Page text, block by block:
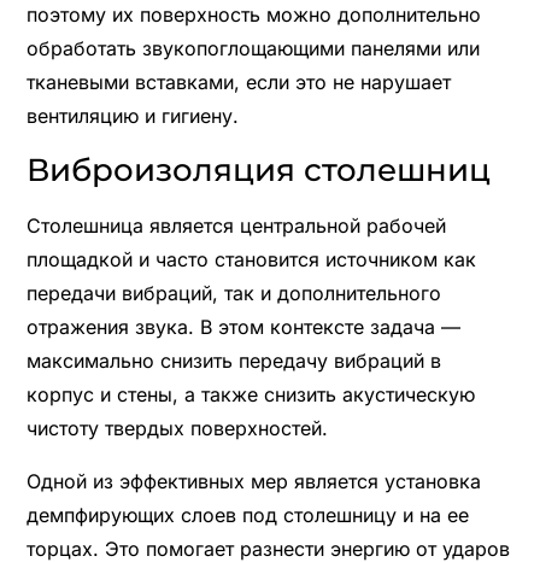
поэтому их поверхность можно дополнительно
обработать звукопоглощающими панелями или
тканевыми вставками, если это не нарушает
вентиляцию и гигиену.
Виброизоляция столешниц
Столешница является центральной рабочей
площадкой и часто становится источником как
передачи вибраций, так и дополнительного
отражения звука. В этом контексте задача —
максимально снизить передачу вибраций в
корпус и стены, а также снизить акустическую
чистоту твердых поверхностей.
Одной из эффективных мер является установка
демпфирующих слоев под столешницу и на ее
торцах. Это помогает разнести энергию от ударов